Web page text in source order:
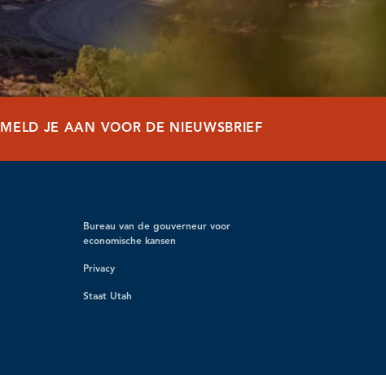
MELD JE AAN VOOR DE NIEUWSBRIEF
Bureau van de gouverneur voor
economische kansen
Privacy
Staat Utah